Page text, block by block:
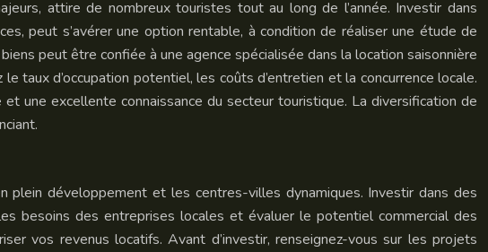
attire de nombreux touristes tout au long de l’année. Investir dans
peut s’avérer une option rentable, à condition de réaliser une étude de
peut être confiée à une agence spécialisée dans la location saisonnière
taux d’occupation potentiel, les coûts d’entretien et la concurrence locale.
une excellente connaissance du secteur touristique. La diversification de
plein développement et les centres-villes dynamiques. Investir dans des
besoins des entreprises locales et évaluer le potentiel commercial des
vos revenus locatifs. Avant d’investir, renseignez-vous sur les projets